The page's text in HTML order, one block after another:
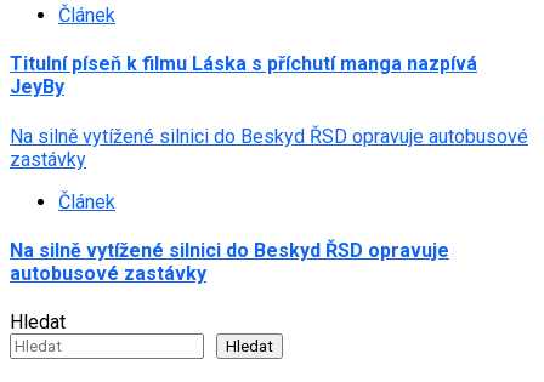
Článek
Titulní píseň k filmu Láska s příchutí manga nazpívá
JeyBy
Na silně vytížené silnici do Beskyd ŘSD opravuje autobusové
zastávky
Článek
Na silně vytížené silnici do Beskyd ŘSD opravuje
autobusové zastávky
Hledat
Hledat